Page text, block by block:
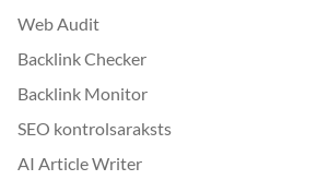
Web Audit
Backlink Checker
Backlink Monitor
SEO kontrolsaraksts
AI Article Writer